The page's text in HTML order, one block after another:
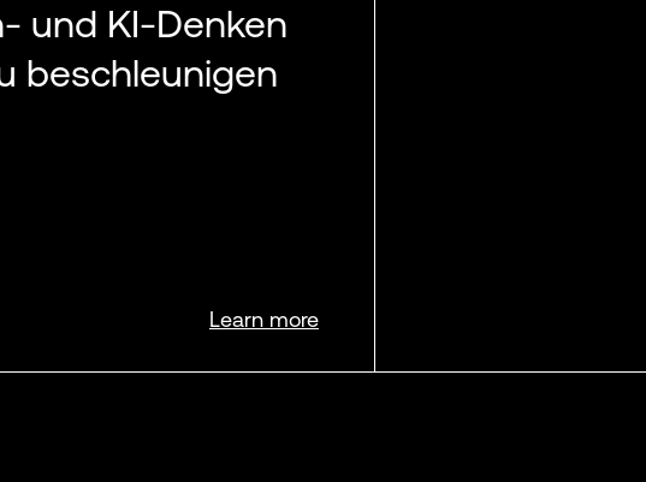
und KI-Denken
beschleunigen
Learn more